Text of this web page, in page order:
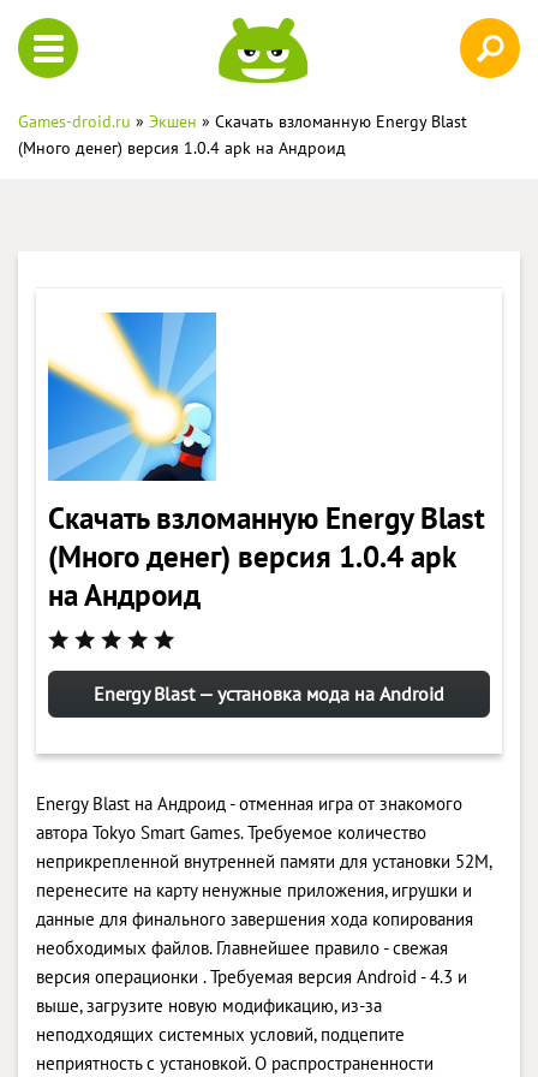
Games-droid.ru » Экшен » Скачать взломанную Energy Blast
(Много денег) версия 1.0.4 apk на Андроид
Скачать взломанную Energy Blast
(Много денег) версия 1.0.4 apk
на Андроид
Energy Blast — установка мода на Android
Energy Blast на Андроид - отменная игра от знакомого
автора Tokyo Smart Games. Требуемое количество
неприкрепленной внутренней памяти для установки 52M,
перенесите на карту ненужные приложения, игрушки и
данные для финального завершения хода копирования
необходимых файлов. Главнейшее правило - свежая
версия операционки . Требуемая версия Android - 4.3 и
выше, загрузите новую модификацию, из-за
неподходящих системных условий, подцепите
неприятность с установкой. О распространенности